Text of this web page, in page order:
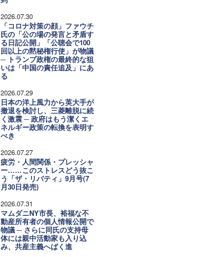
2026.07.30
「コロナ対策の顔」ファウチ
氏の「公の場の発言と矛盾す
る日記公開」「公聴会で100
回以上の黙秘権行使」が物議
─ トランプ政権の最終的な狙
いは「中国の責任追及」にあ
る
2026.07.29
日本の洋上風力から英大手が
撤退を検討し、三菱離脱に続
く激震 ─ 政府はもう潔くエ
ネルギー政策の転換を表明す
べき
2026.07.27
疲労・人間関係・プレッシャ
ー……このストレスどう抜こ
う「ザ・リバティ」9月号(7
月30日発売)
2026.07.31
マムダニNY市長、裕福な不
動産所有者の個人情報公開で
物議 ─ さらに同氏の支持母
体には親中活動家も入り込
み、共産主義へばく進